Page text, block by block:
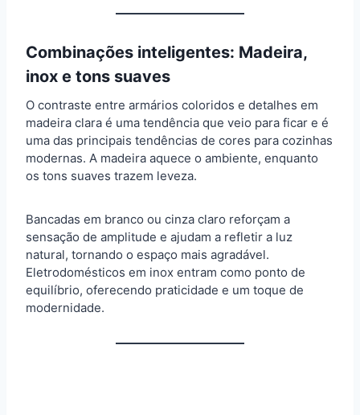
Combinações inteligentes: Madeira,
inox e tons suaves
O contraste entre armários coloridos e detalhes em
madeira clara é uma tendência que veio para ficar e é
uma das principais tendências de cores para cozinhas
modernas. A madeira aquece o ambiente, enquanto
os tons suaves trazem leveza.
Bancadas em branco ou cinza claro reforçam a
sensação de amplitude e ajudam a refletir a luz
natural, tornando o espaço mais agradável.
Eletrodomésticos em inox entram como ponto de
equilíbrio, oferecendo praticidade e um toque de
modernidade.